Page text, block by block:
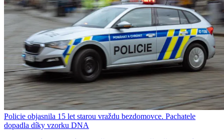
Policie objasnila 15 let starou vraždu bezdomovce. Pachatele
dopadla díky vzorku DNA